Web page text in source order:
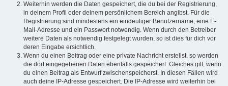
Weiterhin werden die Daten gespeichert, die du bei der Registrierung,
in deinem Profil oder deinem persönlichem Bereich angibst. Für die
Registrierung sind mindestens ein eindeutiger Benutzername, eine E-
Mail-Adresse und ein Passwort notwendig. Wenn durch den Betreiber
weitere Daten als notwendig festgelegt wurden, so ist dies für dich vor
deren Eingabe ersichtlich.
Wenn du einen Beitrag oder eine private Nachricht erstellst, so werden
die dort eingegebenen Daten ebenfalls gespeichert. Gleiches gilt, wenn
du einen Beitrag als Entwurf zwischenspeicherst. In diesen Fällen wird
auch deine IP-Adresse gespeichert. Die IP-Adresse wird weiterhin bei